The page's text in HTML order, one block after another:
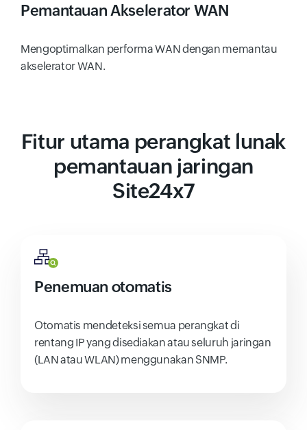
Pemantauan Akselerator WAN
Mengoptimalkan performa WAN dengan memantau
akselerator WAN.
Fitur utama perangkat lunak
pemantauan jaringan
Site24x7
Penemuan otomatis
Otomatis mendeteksi semua perangkat di
rentang IP yang disediakan atau seluruh jaringan
(LAN atau WLAN) menggunakan SNMP.